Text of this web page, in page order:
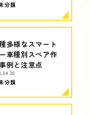
分類
多様なスマート
車種別スペア作
例と注意点
分類